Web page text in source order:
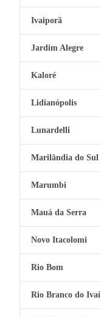
Ivaiporã
Jardim Alegre
Kaloré
Lidianópolis
Lunardelli
Marilândia do Sul
Marumbi
Mauá da Serra
Novo Itacolomi
Rio Bom
Rio Branco do Ivaí